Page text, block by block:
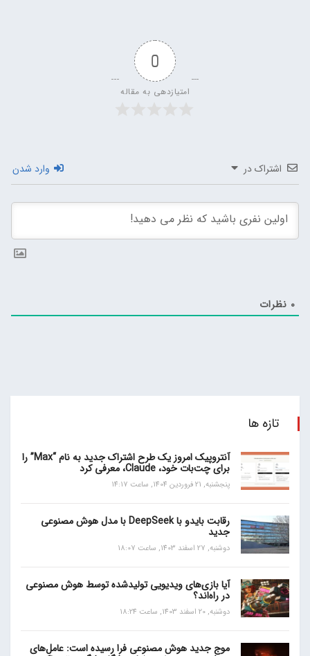
0
امتیازدهی به مقاله
اشتراک در وارد شدن
0 نظرات
تازه ها
آنتروپیک امروز یک طرح اشتراک جدید به نام “Max” را
برای چت‌بات خود، Claude، معرفی کرد
پنجشنبه, 21 فروردین 1404, ساعت 14:17
رقابت بایدو با DeepSeek با مدل هوش مصنوعی
جدید
دوشنبه, 27 اسفند 1403, ساعت 18:07
آیا بازی‌های ویدیویی تولیدشده توسط هوش مصنوعی
در راه‌اند؟
دوشنبه, 20 اسفند 1403, ساعت 18:24
موج جدید هوش مصنوعی فرا رسیده است: عامل‌های